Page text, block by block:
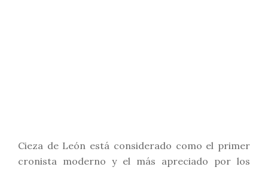
Cieza de León está considerado como el primer
cronista moderno y el más apreciado por los